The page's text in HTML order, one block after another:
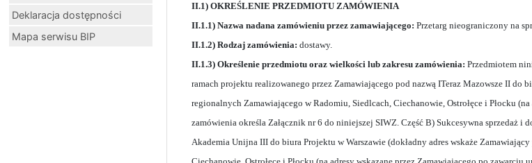
Deklaracja dostępności
Mapa serwisu BIP
II.1) OKREŚLENIE PRZEDMIOTU ZAMÓWIENIA
II.1.1) Nazwa nadana zamówieniu przez zamawiającego: Przetarg nieograniczony na
II.1.2) Rodzaj zamówienia: dostawy.
II.1.3) Określenie przedmiotu oraz wielkości lub zakresu zamówienia: Przedmiotem
ramach projektu realizowanego przez Zamawiającego pod nazwą ITeraz Mazowsze II do
regionalnych Zamawiającego w Radomiu, Siedlcach, Ciechanowie, Ostrołęce i Płocku
zamówienia określa Załącznik nr 6 do niniejszej SIWZ. Część B) Sukcesywna sprzedaż
Akademia Unijna III do biura Projektu w Warszawie (dokładny adres wskaże